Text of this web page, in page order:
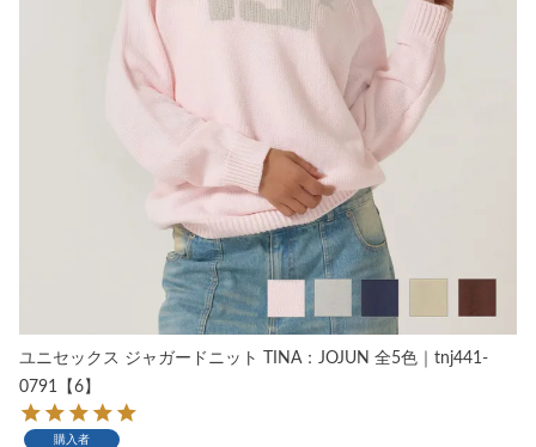
ユニセックス ジャガードニット TINA：JOJUN 全5色｜tnj441-
0791【6】
購入者